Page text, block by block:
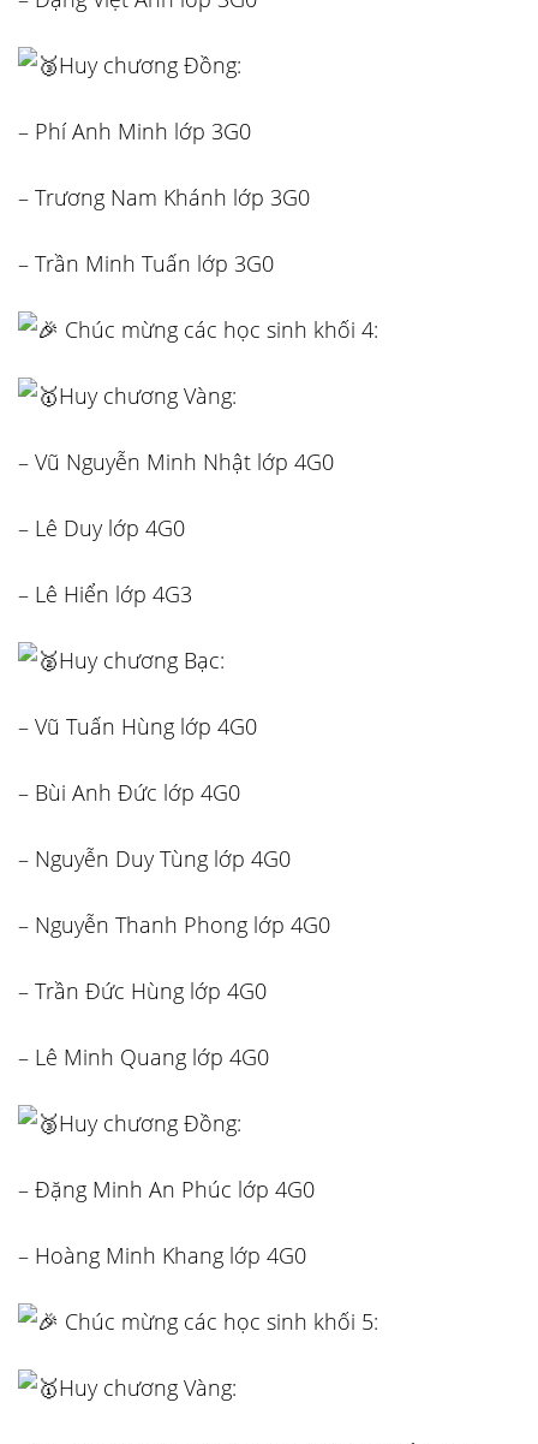
Huy chương Đồng:
– Phí Anh Minh lớp 3G0
– Trương Nam Khánh lớp 3G0
– Trần Minh Tuấn lớp 3G0
Chúc mừng các học sinh khối 4:
Huy chương Vàng:
– Vũ Nguyễn Minh Nhật lớp 4G0
– Lê Duy lớp 4G0
– Lê Hiển lớp 4G3
Huy chương Bạc:
– Vũ Tuấn Hùng lớp 4G0
– Bùi Anh Đức lớp 4G0
– Nguyễn Duy Tùng lớp 4G0
– Nguyễn Thanh Phong lớp 4G0
– Trần Đức Hùng lớp 4G0
– Lê Minh Quang lớp 4G0
Huy chương Đồng:
– Đặng Minh An Phúc lớp 4G0
– Hoàng Minh Khang lớp 4G0
Chúc mừng các học sinh khối 5:
Huy chương Vàng: